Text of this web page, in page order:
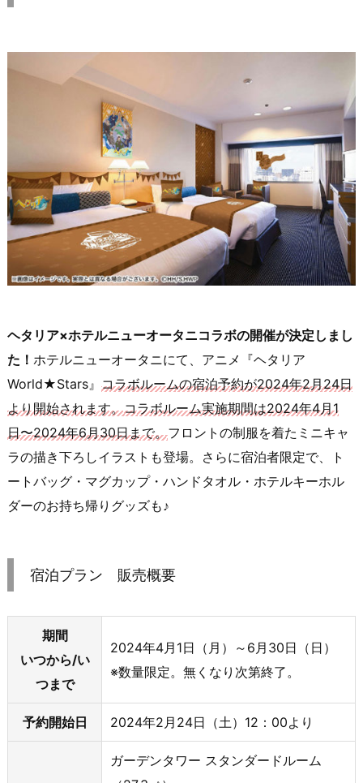
ヘタリア×ホテルニューオータニコラボの開催が決定しまし
た！ ホテルニューオータニにて、アニメ『ヘタリア
World★Stars』 コラボルームの宿泊予約が2024年2月24日
より開始されます。コラボルーム実施期間は2024年4月1
日〜2024年6月30日まで。フロントの制服を着たミニキャ
ラの描き下ろしイラストも登場。さらに宿泊者限定で、ト
ートバッグ・マグカップ・ハンドタオル・ホテルキーホル
ダーのお持ち帰りグッズも♪
宿泊プラン 販売概要
期間
いつから/い
つまで
2024年4月1日（月）～6月30日（日）
※数量限定。無くなり次第終了。
予約開始日 2024年2月24日（土）12：00より
ガーデンタワー スタンダードルーム